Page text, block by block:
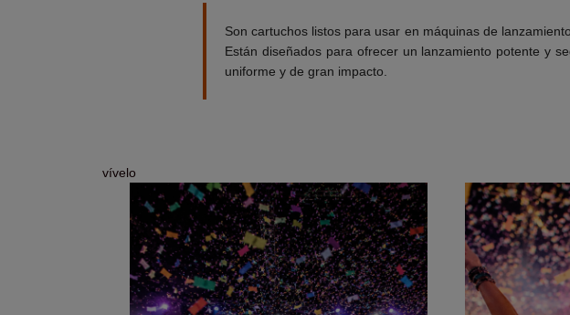
Son cartuchos listos para usar en máquinas de
Están diseñados para ofrecer un lanzamiento potente y
uniforme y de gran impacto.
vívelo